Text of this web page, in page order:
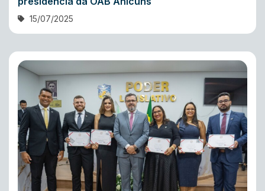
15/07/2025